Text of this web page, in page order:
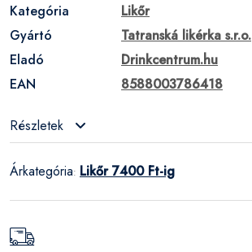
Kategória
Likőr
Gyártó
Tatranská likérka s.r.o.
Eladó
Drinkcentrum.hu
EAN
8588003786418
Részletek
Árkategória: Likőr 7400 Ft-ig